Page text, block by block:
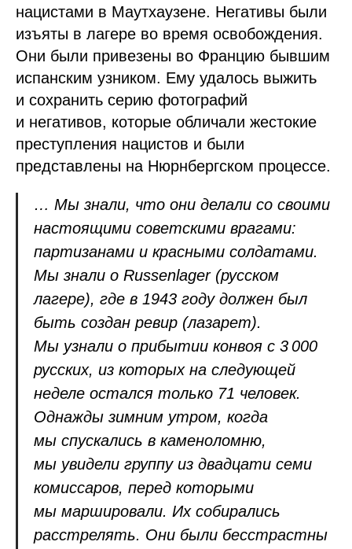
нацистами в Маутхаузене. Негативы были
изъяты в лагере во время освобождения.
Они были привезены во Францию бывшим
испанским узником. Ему удалось выжить
и сохранить серию фотографий
и негативов, которые обличали жестокие
преступления нацистов и были
представлены на Нюрнбергском процессе.
… Мы знали, что они делали со своими
настоящими советскими врагами:
партизанами и красными солдатами.
Мы знали о Russenlager (русском
лагере), где в 1943 году должен был
быть создан ревир (лазарет).
Мы узнали о прибытии конвоя с 3 000
русских, из которых на следующей
неделе остался только 71 человек.
Однажды зимним утром, когда
мы спускались в каменоломню,
мы увидели группу из двадцати семи
комиссаров, перед которыми
мы маршировали. Их собирались
расстрелять. Они были бесстрастны